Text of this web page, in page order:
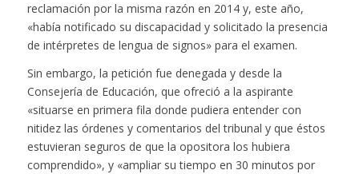
reclamación por la misma razón en 2014 y, este año,
«había notificado su discapacidad y solicitado la presencia
de intérpretes de lengua de signos» para el examen.
Sin embargo, la petición fue denegada y desde la
Consejería de Educación, que ofreció a la aspirante
«situarse en primera fila donde pudiera entender con
nitidez las órdenes y comentarios del tribunal y que éstos
estuvieran seguros de que la opositora los hubiera
comprendido», y «ampliar su tiempo en 30 minutos por